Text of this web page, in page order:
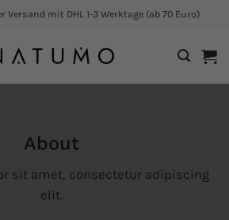
mit DHL 1-3 Werktage (ab 70 Euro)
About
sit amet, consectetur adipiscing
elit.